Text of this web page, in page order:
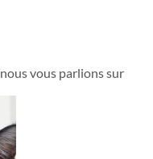
vous parlions sur